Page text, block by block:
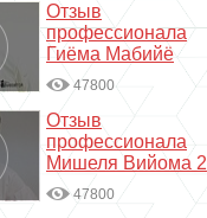
Отзыв
профессионала
Гиёма Мабийё
47800
Отзыв
профессионала
Мишеля Вийома 2
47800